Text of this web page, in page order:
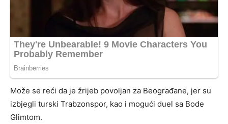
Može se reći da je žrijeb povoljan za Beograđane, jer su
izbjegli turski Trabzonspor, kao i mogući duel sa Bode
Glimtom.